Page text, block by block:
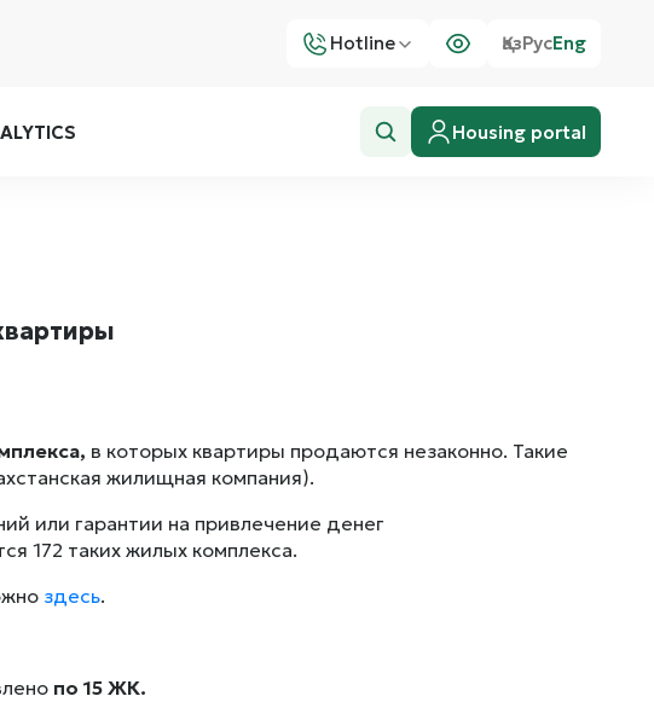
Hotline ҚазРусEng
Housing portal
в которых квартиры продаются незаконно. Такие
жилищная компания).
или гарантии на привлечение денег
172 таких жилых комплекса.
здесь.
по 15 ЖК.